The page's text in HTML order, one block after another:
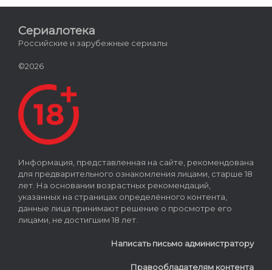
Сериалотека
Российские и зарубежные сериалы
©2026
Информация, представленная на сайте, рекомендована
для предварительного ознакомления лицами, старше 18
лет. На основании возрастных рекомендаций,
указанных на страницах определённого контента,
данные лица принимают решение о просмотре его
лицами, не достигшим 18 лет.
Написать письмо администратору
Правообладателям контента